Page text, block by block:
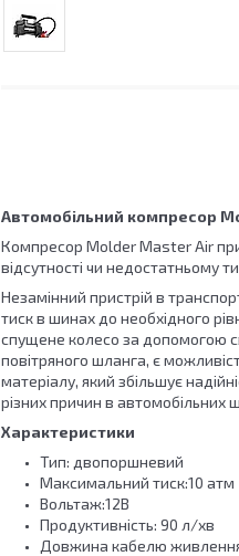
Автомобільний компресор
Компресор Molder Master Air
відсутності чи недостатньому
Незамінний пристрій в
тиск в шинах до необхідного
спущене колесо за допомогою
повітряного шланга, є
матеріалу, який збільшує
різних причин в автомобільних
Характеристики
Тип: двопоршневий
Максимальний тиск:10 атм
Вольтаж:12В
Продуктивність: 90 л/хв
Довжина кабелю